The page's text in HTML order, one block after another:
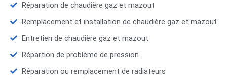
Réparation de chaudière gaz et mazout
Remplacement et installation de chaudière gaz et mazout
Entretien de chaudière gaz et mazout
Répartion de problème de pression
Réparation ou remplacement de radiateurs